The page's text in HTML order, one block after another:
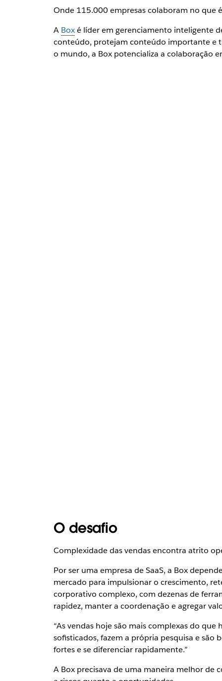
Onde 115.000 empresas colaboram no que
A Boxé líder em gerenciamento inteligente
conteúdo, protejam conteúdo importante e
o mundo, a Box potencializa a colaboração
O desafio
Complexidade das vendas encontra atrito
Por ser uma empresa de SaaS, a Box
mercado para impulsionar o crescimento,
corporativo complexo, com dezenas de
rapidez, manter a coordenação e agregar
“As vendas hoje são mais complexas do que
sofisticados, fazem a própria pesquisa e são
fortes e se diferenciar rapidamente.”
A Box precisava de uma maneira melhor de